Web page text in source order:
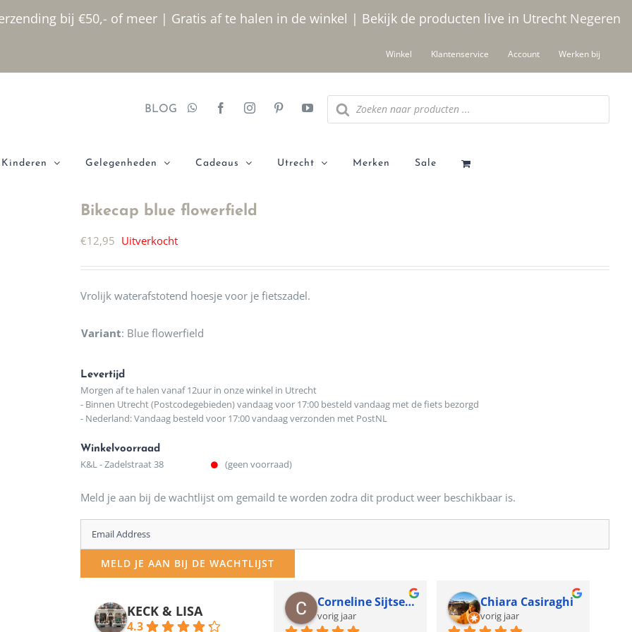
bij €50,- of meer | Gratis af te halen in de winkel | Bekijk de producten live in Utrecht Negeren
Winkel Klantenservice Account Werken bij
BLOG
Producten
zoeken
Kinderen Gelegenheden Cadeaus Utrecht Merken Sale
Bikecap blue flowerfield
€12,95 Uitverkocht
Vrolijk waterafstotend hoesje voor je fietszadel.
Variant: Blue flowerfield
Levertijd
Morgen af te halen vanaf 12uur in onze winkel in Utrecht
- Binnen Utrecht (Postcodegebieden) vandaag voor 17:00 besteld vandaag met de fiets bezorgd
- Nederland: Vandaag besteld voor 17:00 vandaag verzonden met PostNL
Winkelvoorraad
K&L - Zadelstraat 38 (geen voorraad)
Meld je aan bij de wachtlijst om gemaild te worden zodra dit product weer beschikbaar is.
Enter
your
email
MELD JE AAN BIJ DE WACHTLIJST
KECK & LISA
4.3
12 maanden geleden
Corneline Sijtsema
vorig jaar
Chiara Casiraghi
vorig jaar